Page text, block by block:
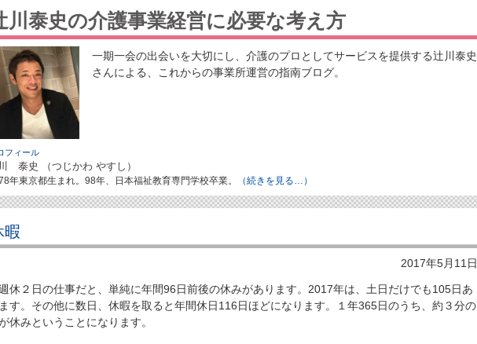
川泰史の介護事業経営に必要な考え方
一期一会の出会いを大切にし、介護のプロとしてサービスを提供する辻川泰史
さんによる、これからの事業所運営の指南ブログ。
フィール
泰史 （つじかわ やすし）
年東京都生まれ。98年、日本福祉教育専門学校卒業。 （続きを見る…）
暇
2017年5月11日
休２日の仕事だと、単純に年間96日前後の休みがあります。2017年は、土日だけでも105日あ
す。その他に数日、休暇を取ると年間休日116日ほどになります。１年365日のうち、約３分の
休みということになります。